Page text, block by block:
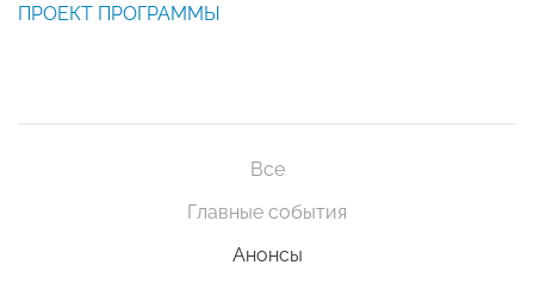
ПРОЕКТ ПРОГРАММЫ
Все
Главные события
Анонсы